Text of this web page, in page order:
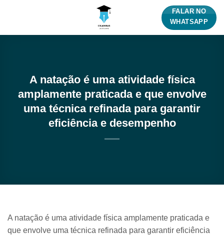
FALAR NO
WHATSAPP
A natação é uma atividade física
amplamente praticada e que envolve
uma técnica refinada para garantir
eficiência e desempenho
A natação é uma atividade física amplamente praticada e
que envolve uma técnica refinada para garantir eficiência